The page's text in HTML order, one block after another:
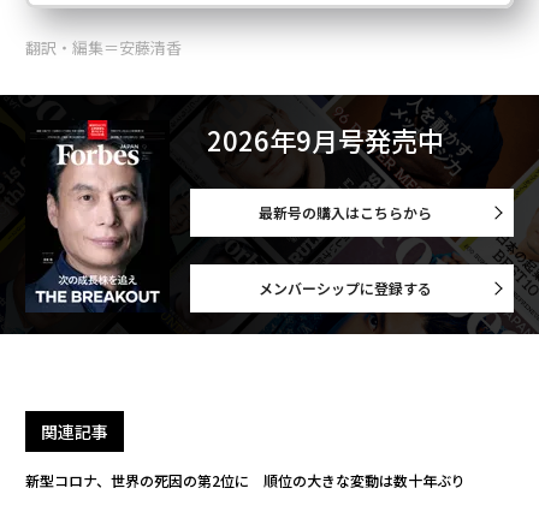
翻訳・編集＝安藤清香
2026年9月号発売中
最新号の購入はこちらから
メンバーシップに登録する
関連記事
新型コロナ、世界の死因の第2位に 順位の大きな変動は数十年ぶり